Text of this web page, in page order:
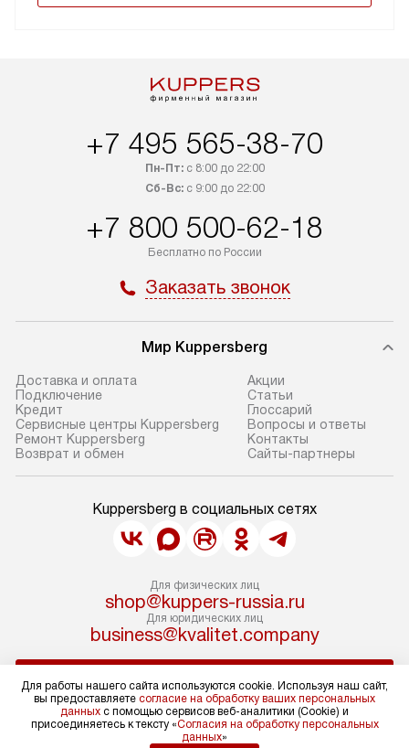
+7 495 565-38-70
Пн-Пт:с 8:00 до 22:00
Сб-Вс:с 9:00 до 22:00
+7 800 500-62-18
Бесплатно по России
Заказать звонок
Мир Kuppersberg
Доставка и оплата
Подключение
Кредит
Сервисные центры Kuppersberg
Ремонт Kuppersberg
Возврат и обмен
Акции
Cтатьи
Глоссарий
Вопросы и ответы
Контакты
Сайты-партнеры
Kuppersberg в социальных сетях
Для физических лиц
shop@kuppers-russia.ru
Для юридических лиц
business@kvalitet.company
Политика конфиденциальности
Условия продажи
Для работы нашего сайта используются cookie. Используя наш сайт,
вы предоставляете согласие на обработку ваших персональных
данных с помощью сервисов веб-аналитики (Cookie) и
присоединяетесь к тексту «Согласия на обработку персональных
данных»